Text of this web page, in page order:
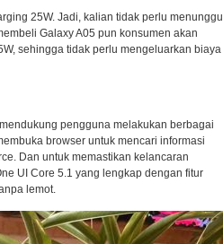
25W. Jadi, kalian tidak perlu menunggu
Galaxy A05 pun konsumen akan
sehingga tidak perlu mengeluarkan biaya
pengguna melakukan berbagai
browser untuk mencari informasi
Dan untuk memastikan kelancaran
UI Core 5.1 yang lengkap dengan fitur
lemot.